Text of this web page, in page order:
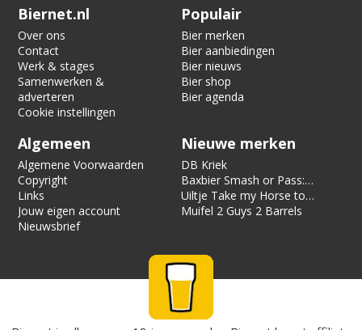
Verification code:
Biernet.nl
Over ons
Contact
Werk & stages
Samenwerken &
adverteren
Cookie instellingen
Populair
Bier merken
Bier aanbiedingen
Bier nieuws
Bier shop
Bier agenda
Algemeen
Algemene Voorwaarden
Copyright
Links
Jouw eigen account
Nieuwsbrief
Nieuwe merken
DB Kriek
Baxbier Smash or Pass:
Strata
Uiltje Take my Horse to
the Hotel Room
Muifel 2 Guys 2 Barrels